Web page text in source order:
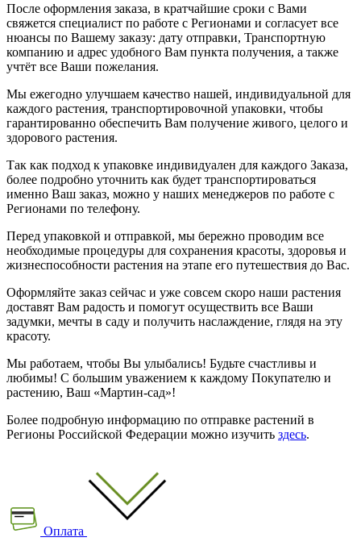
После оформления заказа, в кратчайшие сроки с Вами
свяжется специалист по работе с Регионами и согласует все
нюансы по Вашему заказу: дату отправки, Транспортную
компанию и адрес удобного Вам пункта получения, а также
учтёт все Ваши пожелания.
Мы ежегодно улучшаем качество нашей, индивидуальной для
каждого растения, транспортировочной упаковки, чтобы
гарантированно обеспечить Вам получение живого, целого и
здорового растения.
Так как подход к упаковке индивидуален для каждого Заказа,
более подробно уточнить как будет транспортироваться
именно Ваш заказ, можно у наших менеджеров по работе с
Регионами по телефону.
Перед упаковкой и отправкой, мы бережно проводим все
необходимые процедуры для сохранения красоты, здоровья и
жизнеспособности растения на этапе его путешествия до Вас.
Оформляйте заказ сейчас и уже совсем скоро наши растения
доставят Вам радость и помогут осуществить все Ваши
задумки, мечты в саду и получить наслаждение, глядя на эту
красоту.
Мы работаем, чтобы Вы улыбались! Будьте счастливы и
любимы! С большим уважением к каждому Покупателю и
растению, Ваш «Мартин-сад»!
Более подробную информацию по отправке растений в
Регионы Российской Федерации можно изучить здесь.
Оплата